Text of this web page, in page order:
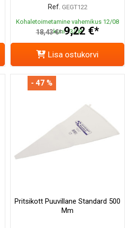
Ref. GEGT122
Kohaletoimetamine vahemikus 12/08
kuni 13/08
18,43 €* 9,22 €*
Lisa ostukorvi
Pritsikott Puuvillane Standard 500
Mm
- 47 %